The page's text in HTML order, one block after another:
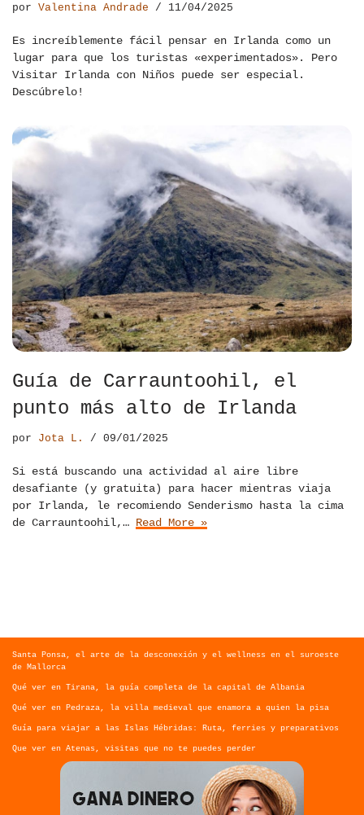
por Valentina Andrade 11/04/2025
Es increíblemente fácil pensar en Irlanda como un
lugar para que los turistas «experimentados». Pero
Visitar Irlanda con Niños puede ser especial.
Descúbrelo!
Guía de Carrauntoohil, el
punto más alto de Irlanda
por Jota L. 09/01/2025
Si está buscando una actividad al aire libre
desafiante (y gratuita) para hacer mientras viaja
por Irlanda, le recomiendo Senderismo hasta la cima
de Carrauntoohil,… Read More »
Santa Ponsa, el arte de la desconexión y el wellness en el suroeste
de Mallorca
Qué ver en Tirana, la guía completa de la capital de Albania
Qué ver en Pedraza, la villa medieval que enamora a quien la pisa
Guía para viajar a las Islas Hébridas: Ruta, ferries y preparativos
Que ver en Atenas, visitas que no te puedes perder